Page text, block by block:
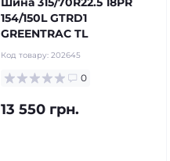
154/150L GTRD1
GREENTRAC TL
Код товару: 202645
0
13 550 грн.